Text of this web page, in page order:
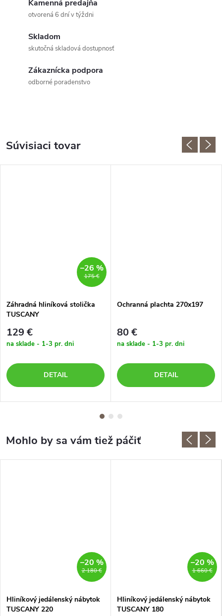
Kamenná predajňa
otvorená 6 dní v týždni
Skladom
skutočná skladová dostupnosť
Zákaznícka podpora
odborné poradenstvo
Súvisiaci tovar
175 €
–26 %
Záhradná hliníková stolička
TUSCANY
129 €
na sklade - 1-3 pr. dni
DETAIL
Ochranná plachta 270x197
80 €
na sklade - 1-3 pr. dni
DETAIL
2 180 €
–20 %
Hliníkový jedálenský nábytok
TUSCANY 220
1 660 €
–20 %
Hliníkový jedálenský nábytok
TUSCANY 180